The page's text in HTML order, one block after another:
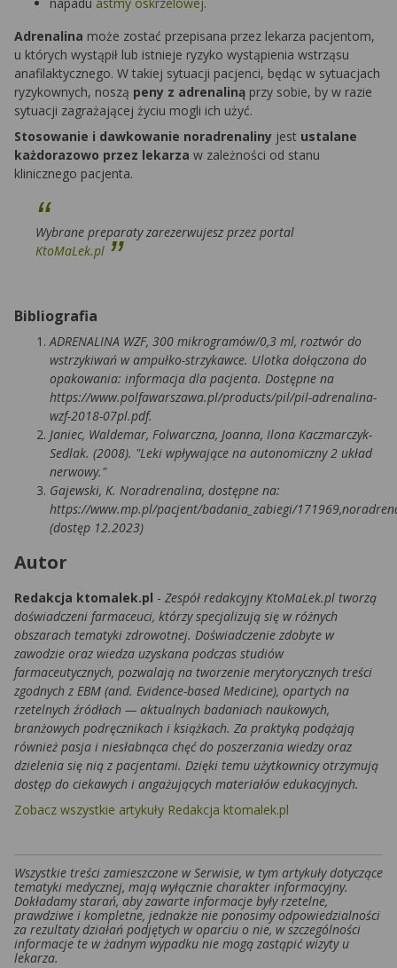
napadu astmy oskrzelowej.
Adrenalina może zostać przepisana przez lekarza pacjentom,
u których wystąpił lub istnieje ryzyko wystąpienia wstrząsu
anafilaktycznego. W takiej sytuacji pacjenci, będąc w sytuacjach
ryzykownych, noszą peny z adrenaliną przy sobie, by w razie
sytuacji zagrażającej życiu mogli ich użyć.
Stosowanie i dawkowanie noradrenaliny jest ustalane
każdorazowo przez lekarza w zależności od stanu
klinicznego pacjenta.
Wybrane preparaty zarezerwujesz przez portal
KtoMaLek.pl
Bibliografia
ADRENALINA WZF, 300 mikrogramów/0,3 ml, roztwór do
wstrzykiwań w ampułko-strzykawce. Ulotka dołączona do
opakowania: informacja dla pacjenta. Dostępne na
https://www.polfawarszawa.pl/products/pil/pil-adrenalina-
wzf-2018-07pl.pdf.
Janiec, Waldemar, Folwarczna, Joanna, Ilona Kaczmarczyk-
Sedlak. (2008). "Leki wpływające na autonomiczny 2 układ
nerwowy."
Gajewski, K. Noradrenalina, dostępne na:
https://www.mp.pl/pacjent/badania_zabiegi/
(dostęp 12.2023)
Autor
Redakcja ktomalek.pl - Zespół redakcyjny KtoMaLek.pl tworzą
doświadczeni farmaceuci, którzy specjalizują się w różnych
obszarach tematyki zdrowotnej. Doświadczenie zdobyte w
zawodzie oraz wiedza uzyskana podczas studiów
farmaceutycznych, pozwalają na tworzenie merytorycznych treści
zgodnych z EBM (and. Evidence-based Medicine), opartych na
rzetelnych źródłach — aktualnych badaniach naukowych,
branżowych podręcznikach i książkach. Za praktyką podążają
również pasja i niesłabnąca chęć do poszerzania wiedzy oraz
dzielenia się nią z pacjentami. Dzięki temu użytkownicy otrzymują
dostęp do ciekawych i angażujących materiałów edukacyjnych.
Zobacz wszystkie artykuły Redakcja ktomalek.pl
Wszystkie treści zamieszczone w Serwisie, w tym artykuły dotyczące
tematyki medycznej, mają wyłącznie charakter informacyjny.
Dokładamy starań, aby zawarte informacje były rzetelne,
prawdziwe i kompletne, jednakże nie ponosimy odpowiedzialności
za rezultaty działań podjętych w oparciu o nie, w szczególności
informacje te w żadnym wypadku nie mogą zastąpić wizyty u
lekarza.